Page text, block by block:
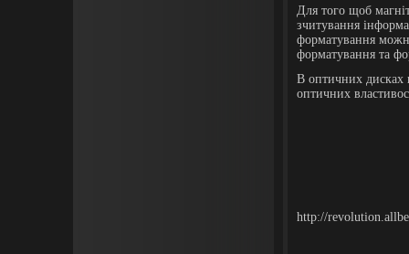
Для того щоб
зчитування
форматування
форматування та
В оптичних дисках
оптичних
http://